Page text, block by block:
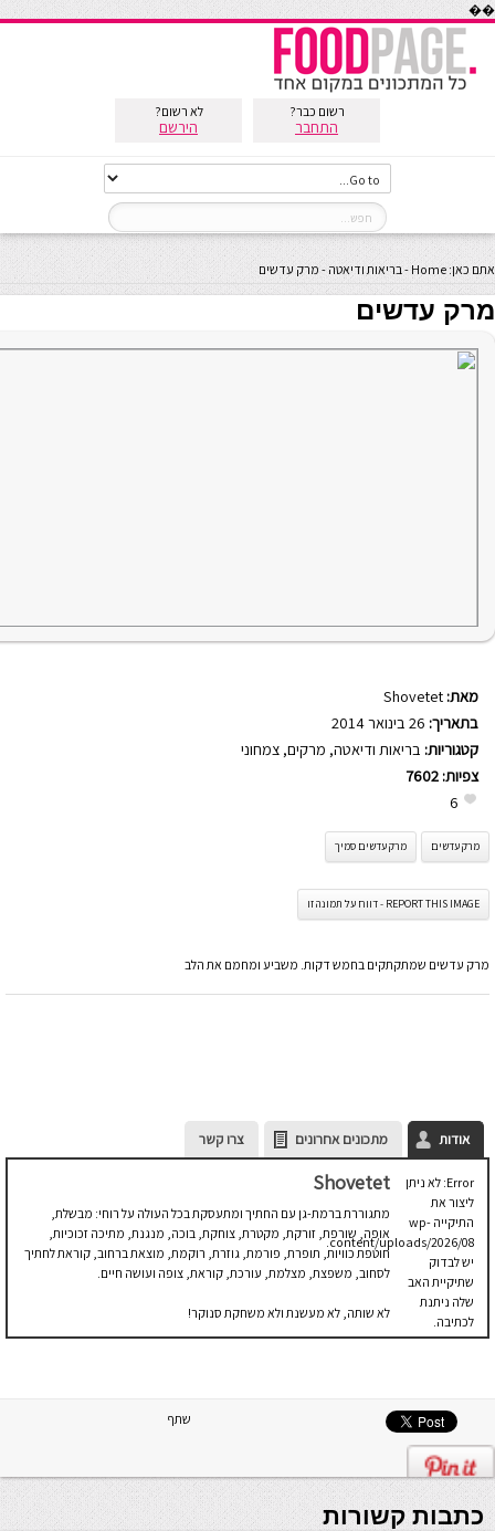
��
רשום כבר?
התחבר
לא רשום?
הירשם
אתם כאן: Home
-בריאות ודיאטה - מרק עדשים
מרק עדשים
מאת: Shovetet
בתאריך:
קטגוריות: בריאות ודיאטה, מרקים, צמחוני
צפיות: 7602
6
מרק עדשים מרק עדשים סמיך
REPORT THIS IMAGE - דווח על תמונה זו
מרק עדשים שמתקתקים בחמש דקות. משביע ומחמם את הלב
אודות מתכונים אחרונים צרו קשר
Error: לא ניתן
ליצור את
התיקייה wp-
content/uploads/2026/08.
יש לבדוק
שתיקיית האב
שלה ניתנת
לכתיבה.
Shovetet
מתגוררת ברמת-גן עם החתיך ומתעסקת בכל העולה על רוחי: מבשלת,
אופה, שורפת, זורקת, מקטרת, צוחקת, בוכה, מנגנת, מתיכה זכוכיות,
חוטפת כוויות, תופרת, פורמת, גוזרת, רוקמת, מוצאת ברחוב, קוראת לחתיך
לסחוב, משפצת, מצלמת, עורכת, קוראת, צופה ועושה חיים.
לא שותה, לא מעשנת ולא משחקת סנוקר!
שתף
כתבות קשורות